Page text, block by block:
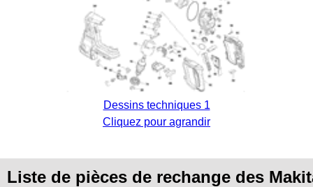
Dessins techniques 1
Cliquez pour agrandir
Liste de pièces de rechange des